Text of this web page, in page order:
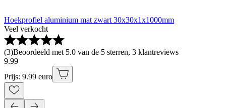
Hoekprofiel aluminium mat zwart 30x30x1x1000mm
Veel verkocht
(3)Beoordeeld met 5.0 van de 5 sterren, 3 klantreviews
9.99
Prijs: 9.99 euro